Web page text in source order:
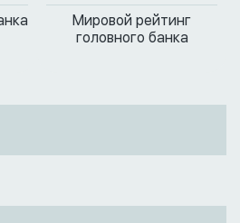
Мировой рейтинг
головного банка